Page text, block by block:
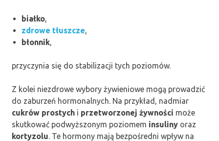
białko,
zdrowe tłuszcze,
błonnik,
przyczynia się do stabilizacji tych poziomów.
Z kolei niezdrowe wybory żywieniowe mogą prowadzić
do zaburzeń hormonalnych. Na przykład, nadmiar
cukrów prostych i przetworzonej żywności może
skutkować podwyższonym poziomem insuliny oraz
kortyzolu. Te hormony mają bezpośredni wpływ na